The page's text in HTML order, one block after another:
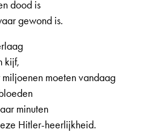
dood is
gewond is.
kijf,
moeten vandaag
minuten
Hitler-heerlijkheid.